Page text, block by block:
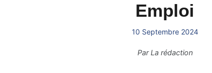
Emploi
10 Septembre 2024
ParLa rédaction